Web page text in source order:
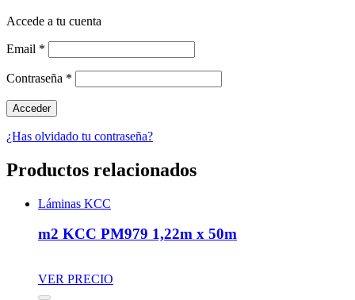
Accede a tu cuenta
Email *
Contraseña *
¿Has olvidado tu contraseña?
Productos relacionados
Láminas KCC
m2 KCC PM979 1,22m x 50m
VER PRECIO